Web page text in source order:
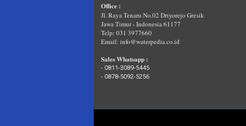
Office :
Jl. Raya Tenaru No.02 Driyorejo Gresik
Jawa Timur - Indonesia 61177
Telp: 031 3977660
Email: info@waterpedia.co.id
Sales Whatsapp :
- 0811-3089-5445
- 0878-5092-5256